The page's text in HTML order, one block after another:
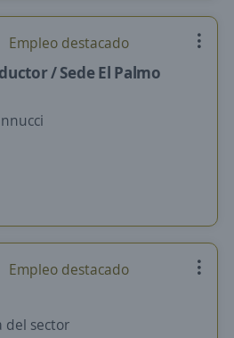
Empleo destacado
/ Sede El Palmo
Empleo destacado
del sector